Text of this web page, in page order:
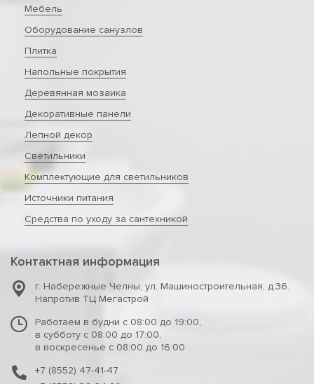
Мебель
Оборудование санузлов
Плитка
Напольные покрытия
Деревянная мозаика
Декоративные панели
Лепной декор
Светильники
Комплектующие для светильников
Источники питания
Средства по уходу за сантехникой
Контактная информация
г. Набережные Челны, ул. Машиностроительная, д.36.
Напротив ТЦ Мегастрой
Работаем в будни с 08:00 до 19:00,
в субботу с 08:00 до 17:00,
в воскресенье с 08:00 до 16:00
+7 (8552) 47-41-47